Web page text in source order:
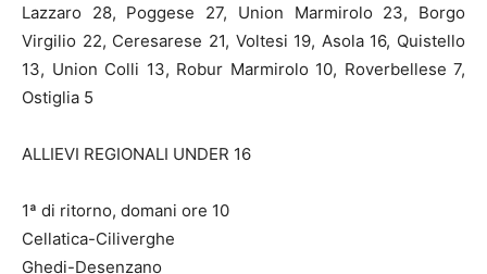
Lazzaro 28, Poggese 27, Union Marmirolo 23, Borgo
Virgilio 22, Ceresarese 21, Voltesi 19, Asola 16, Quistello
13, Union Colli 13, Robur Marmirolo 10, Roverbellese 7,
Ostiglia 5
ALLIEVI REGIONALI UNDER 16
1ª di ritorno, domani ore 10
Cellatica-Ciliverghe
Ghedi-Desenzano